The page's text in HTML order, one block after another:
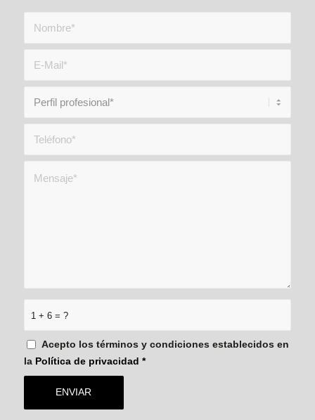
1 + 6 = ?
Acepto los términos y condiciones establecidos en
la Política de privacidad *